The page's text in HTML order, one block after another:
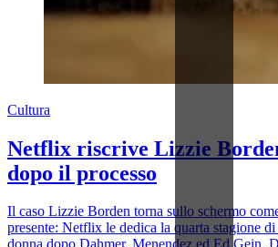
Cultura
Netflix riscrive Lizzie
dopo il processo
Il caso Lizzie Borden torna sullo schermo
presente: Netflix le dedica la quarta stagione